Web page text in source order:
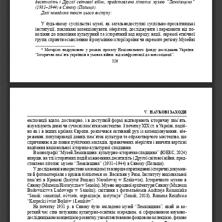
326
десятиліть і Другої світової війни, представлено літопис музею “Лемківщина”
(1931–1944) в Сяноку (Польща).
Далі наводимо текст цього виступу:
У будь-якому суспільстві музеї, як загальнодоступні суспільно-просвітницькі
інституції, покликані колекціонувати, зберігати, досліджувати і передавати від по-
коління до покоління культурний та історичний код народу, нації, окремої етнічної
групи, сприяти осмисленню й розумінню історії країни чи окремого регіону. Музейні
* Матеріал надруковано у рамках проєкту Національного фонду досліджень України
“Історична пам’ять українців в умовах війни: від конфронтації до консолідації”.
V.  НАУКОВІ ЗАХОДИ
експозиції вдало, достовірно, і в доступній формі відтворюють історичну пам’ять,
візуалізують давні чи сучасні пам’ятки мистецтва. З початку ХІХ ст. в Україні, подіб-
но як і в інших країнах Європи, розпочався активний рух із колекціонування, збе-
реження, популяризації давніх пам’яток культури та образотворчого мистецтва, що
спричинився до появи публічних закладів, призначених зберігати і вивчати вартісні
надбання національної історико-культурної спадщини.
В монографії “Музей Лемківщина: культурно-історична спадщина” (ЮЕКС, 2024)
вперше, на тлі історичних подій міжвоєнних десятиліть і Другої світової війни, пред-
ставлено літопис музею “Лемківщина” (1931–1944) в Сяноку (Польща).
У дослідженні використано маловідомі та вперше оприлюднені історичні докумен-
ти й фотоматеріали з архівів бібліотеки оо. Василіян у Римі, Інституту національної
пам’яті в Кракові (Іnstytut Рamięci Narodowej w Krakowie), Історичного музею в
Сяноку (Muzeum Historyczne w Sanoku), Музею народної архітектури Сяноку (Muzeum
Budownictwa Ludowego w Sanoku); світлини з фотоальбомів Andrzeja Romaniaka
“Sanok: samorząd, oświata, organizacje, instytucje” (Sanok, 2018), Romana Reinfussa
“Karpacki świat Bojków i Łemków”.
На початку 1931 р. в Сяноку було закладено музей “Лемківщина”, який за ко-
роткий час став потужним культурно-освітнім осередком, зі сформованою науково-
дослідницькою концепцією розвитку, укомплектованою фондовою колекцією, фахово